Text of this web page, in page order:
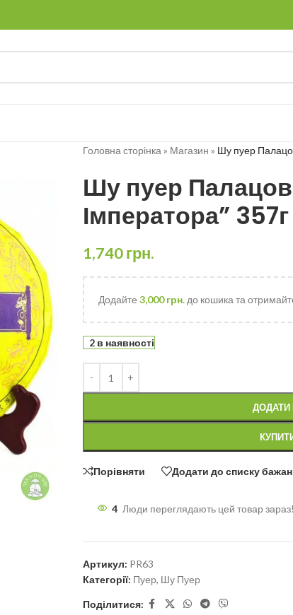
Головна сторінка » Магазин » Шу пуер
Шу пуер
Імператора” 357г
1,740грн.
Додайте 3,000грн.до кошика та
2 в наявності
Порівняти Додати до списку
4 Люди переглядають цей товар зараз!
Артикул: PR63
Категорії: Пуер, Шу Пуер
Поділитися: